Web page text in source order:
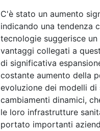
C'è stato un aumento
indicando una tendenza
tecnologie suggerisce
vantaggi collegati a
di significativa
costante aumento della
evoluzione dei modelli
cambiamenti dinamici,
le loro infrastrutture
portato importanti